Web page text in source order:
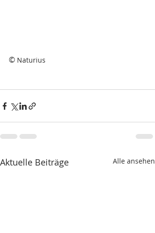
© Naturius
Aktuelle Beiträge Alle ansehen